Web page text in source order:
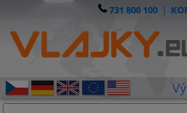
731 800 100 |